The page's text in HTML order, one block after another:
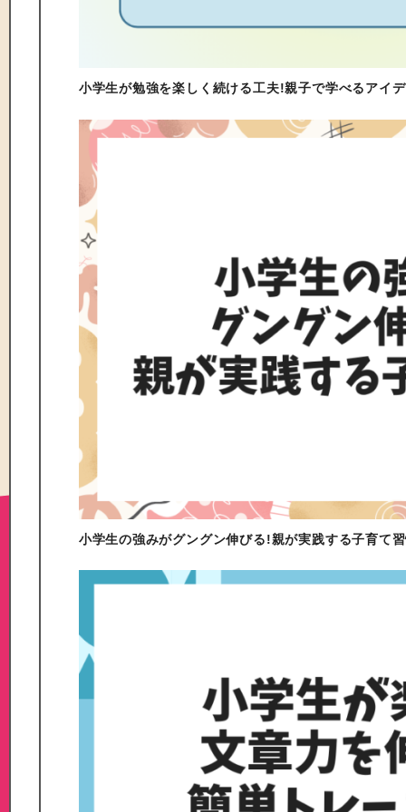
小学生が勉強を楽しく続ける工夫!親子で学べるアイ
小学生の強みがグングン伸びる!親が実践する子育て